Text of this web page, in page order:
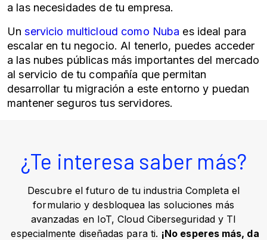
a las necesidades de tu empresa.
Un servicio multicloud como Nuba es ideal para
escalar en tu negocio. Al tenerlo, puedes acceder
a las nubes públicas más importantes del mercado
al servicio de tu compañía que permitan
desarrollar tu migración a este entorno y puedan
mantener seguros tus servidores.
¿Te interesa saber más?
Descubre el futuro de tu industria Completa el
formulario y desbloquea las soluciones más
avanzadas en IoT, Cloud Ciberseguridad y TI
especialmente diseñadas para ti. ¡No esperes más, da